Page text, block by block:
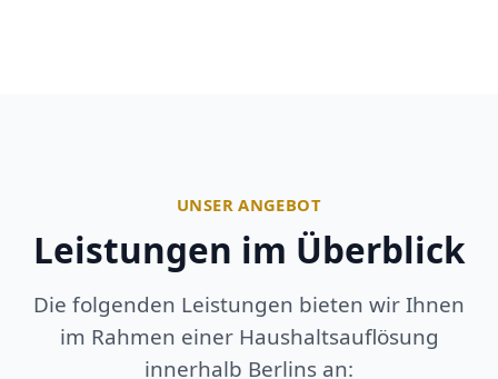
UNSER ANGEBOT
Leistungen im Überblick
Die folgenden Leistungen bieten wir Ihnen
im Rahmen einer Haushaltsauflösung
innerhalb Berlins an: